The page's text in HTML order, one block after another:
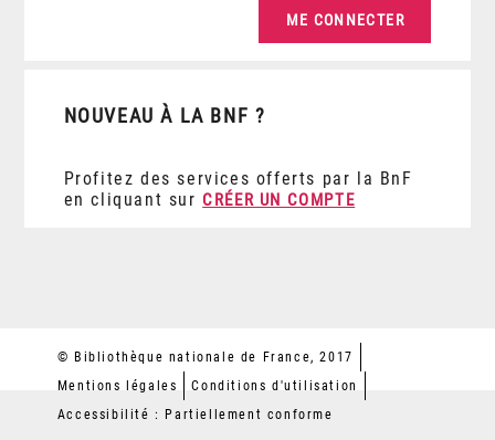
NOUVEAU À LA BNF ?
Profitez des services offerts par la BnF
en cliquant sur CRÉER UN COMPTE
© Bibliothèque nationale de France, 2017
Mentions légales
Conditions d'utilisation
Accessibilité : Partiellement conforme